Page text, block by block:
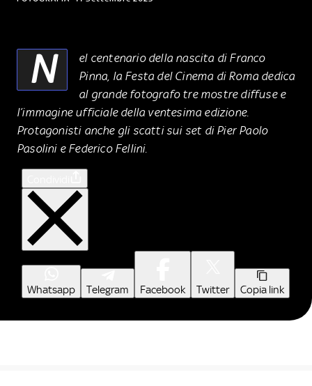
N
el centenario della nascita di Franco
Pinna, la Festa del Cinema di Roma dedica
al grande fotografo tre mostre diffuse e
l’immagine ufficiale della ventesima edizione.
Protagonisti anche gli scatti sui set di Pier Paolo
Pasolini e Federico Fellini.
Whatsapp Telegram Facebook Twitter Copia link